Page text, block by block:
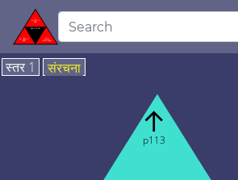
स्तर 1 संरचना
↑
p113